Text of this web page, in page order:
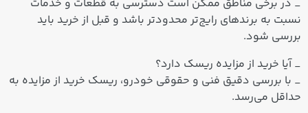
_ در برخی مناطق ممکن است دسترسی به قطعات و خدمات
نسبت به برندهای رایج‌تر محدودتر باشد و قبل از خرید باید
بررسی شود.
_ آیا خرید از مزایده ریسک دارد؟
_ با بررسی دقیق فنی و حقوقی خودرو، ریسک خرید از مزایده به
حداقل می‌رسد.